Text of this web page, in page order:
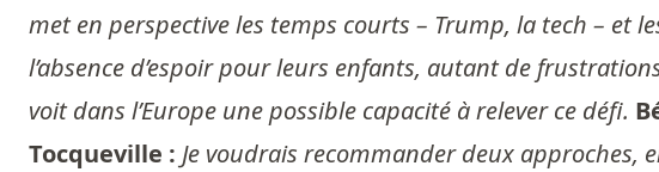
met en perspective les temps courts – Trump, la tech – et
l’absence d’espoir pour leurs enfants, autant de
voit dans l’Europe une possible capacité à relever ce défi.
Tocqueville : Je voudrais recommander deux approches,